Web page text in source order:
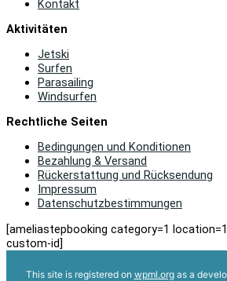
Kontakt
Aktivitäten
Jetski
Surfen
Parasailing
Windsurfen
Rechtliche Seiten
Bedingungen und Konditionen
Bezahlung & Versand
Rückerstattung und Rücksendung
Impressum
Datenschutzbestimmungen
[ameliastepbooking category=1
custom-id]
This site is registered on wpml.orgas a